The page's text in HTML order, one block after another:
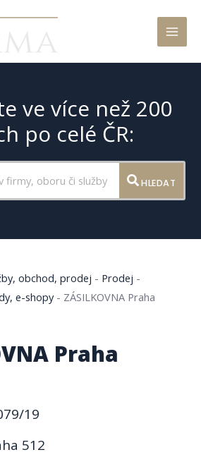
ve více než 200
po celé ČR:
HLEDAT
obchod, prodej - Prodej -
e-shopy- ZÁSILKOVNA Praha
Praha
19
512